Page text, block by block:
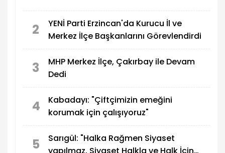
2
YENİ Parti Erzincan'da Kurucu İl ve
Merkez İlçe Başkanlarını Görevlendirdi
3
MHP Merkez İlçe, Çakırbay ile Devam
Dedi
4
Kabadayı: "Çiftçimizin emeğini
korumak için çalışıyoruz"
5
Sarıgül: "Halka Rağmen Siyaset